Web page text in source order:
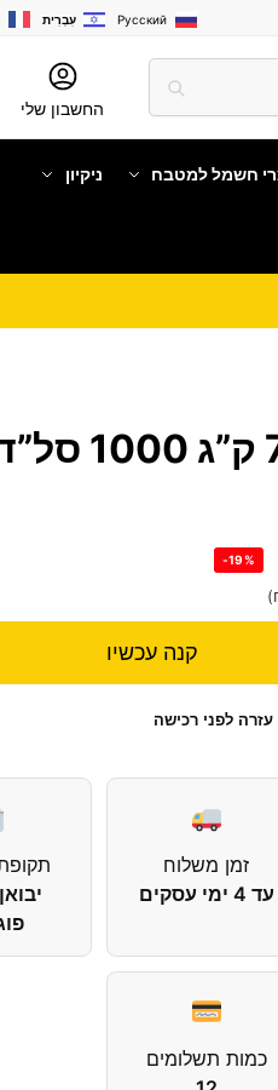
עִבְרִית Русский
החשבון שלי
חשמל למטבח ניקיון
מכונת כביסה 7 ק”ג
-19%
קנה עכשיו
עזרה לפני רכישה
זמן משלוח
עד 4 ימי עסקים
כמות תשלומים